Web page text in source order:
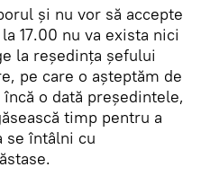
și nu vor să accepte
17.00 nu va exista nici
la reședința șefului
pe care o aşteptăm de
o dată președintele,
timp pentru a
se întâlni cu